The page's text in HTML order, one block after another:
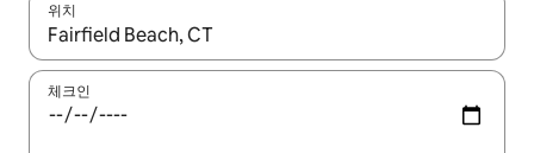
위치
결과가 나오면 위·아래 화살표 키를 사용하거나 터치 또는 스와이
체크인